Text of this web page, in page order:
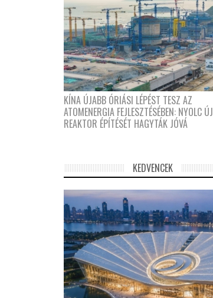
KÍNA ÚJABB ÓRIÁSI LÉPÉST TESZ AZ
ATOMENERGIA FEJLESZTÉSÉBEN: NYOLC ÚJ
REAKTOR ÉPÍTÉSÉT HAGYTÁK JÓVÁ
KEDVENCEK